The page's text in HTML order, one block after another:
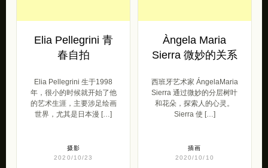
Elia Pellegrini 青
春自拍
Elia Pellegrini 生于1998
年，很小的时候就开始了他
的艺术生涯，主要涉足绘画
世界，尤其是日本漫 […]
摄影
2020/10/23
Àngela Maria
Sierra 微妙的关系
西班牙艺术家 ÁngelaMaria
Sierra 通过微妙的分层树叶
和花朵，探索人的心灵。
Sierra 使 […]
插画
2020/10/10